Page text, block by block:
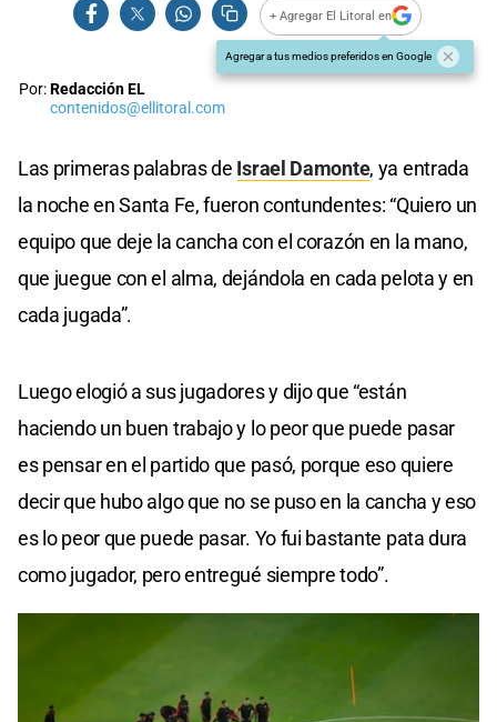
+ Agregar El Litoral en
Agregar a tus medios preferidos en Google
Por:Redacción EL
contenidos@ellitoral.com
Las primeras palabras de Israel Damonte, ya entrada
la noche en Santa Fe, fueron contundentes: “Quiero un
equipo que deje la cancha con el corazón en la mano,
que juegue con el alma, dejándola en cada pelota y en
cada jugada”.
Luego elogió a sus jugadores y dijo que “están
haciendo un buen trabajo y lo peor que puede pasar
es pensar en el partido que pasó, porque eso quiere
decir que hubo algo que no se puso en la cancha y eso
es lo peor que puede pasar. Yo fui bastante pata dura
como jugador, pero entregué siempre todo”.